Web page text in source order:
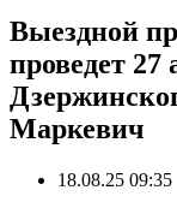
Выездной
проведет 27
Маркевич
18.08.25 09:35